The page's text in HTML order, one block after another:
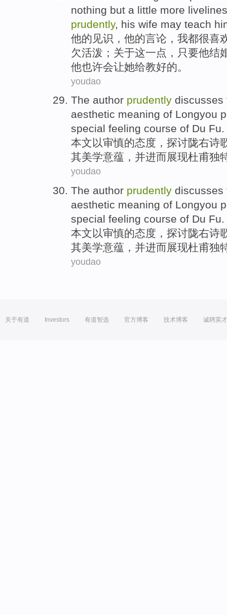
nothing but a little more
prudently, his wife may teach
他的见识，他的言论 ， 我都很喜
欠活泼；关于这一点 ， 只要他结
他也许会让她给教好的。
youdao
The author prudently discusses
aesthetic meaning of Longyou
special feeling course of Du Fu.
本文以审慎的态度， 探讨陇右诗
其美学意蕴 ，并进而展现杜甫独
youdao
The author prudently discusses
aesthetic meaning of Longyou
special feeling course of Du Fu.
本文以审慎的态度， 探讨陇右诗
其美学意蕴 ，并进而展现杜甫独
youdao
关于有道 Investors 有道智选 官方博客 技术博客 诚聘英才